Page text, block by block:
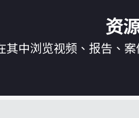
您的购物
资
中浏览视频、报告、